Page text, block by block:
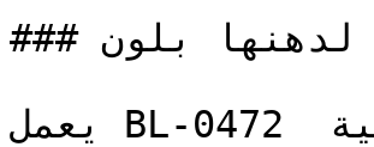
### ما هي الغرف الأنسب لدهنها بلون BL-0472؟
يعمل BL-0472 بامتياز في غرف النوم الرئيسية